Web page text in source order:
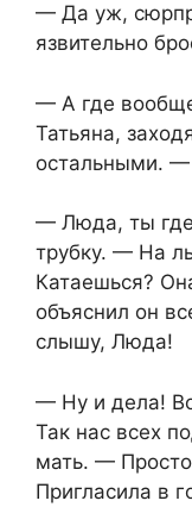
— Да уж,
язвительно
— А где
Татьяна,
остальными.
— Люда, ты
трубку. — На
Катаешься?
объяснил он
слышу, Люда!
— Ну и дела!
Так нас всех
мать. — Просто
Пригласила в